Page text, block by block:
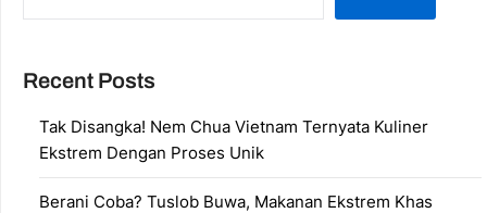
Recent Posts
Tak Disangka! Nem Chua Vietnam Ternyata Kuliner
Ekstrem Dengan Proses Unik
Berani Coba? Tuslob Buwa, Makanan Ekstrem Khas